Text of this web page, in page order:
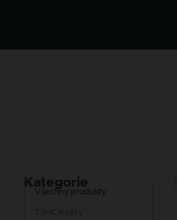
Kategorie
Všechny produkty